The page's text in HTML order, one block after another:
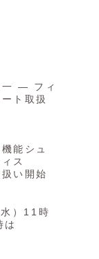
一 ― フィ
ト取扱
能シュ
ス
い開始
）11時
は